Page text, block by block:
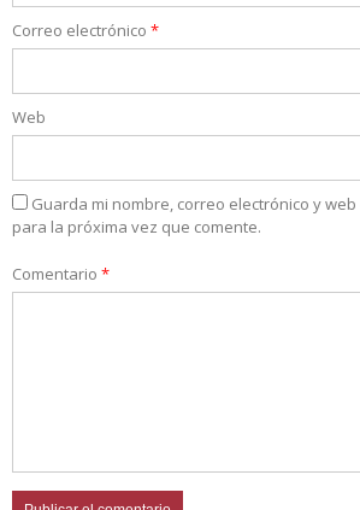
Correo electrónico *
Web
Guarda mi nombre, correo electrónico y
para la próxima vez que comente.
Comentario *